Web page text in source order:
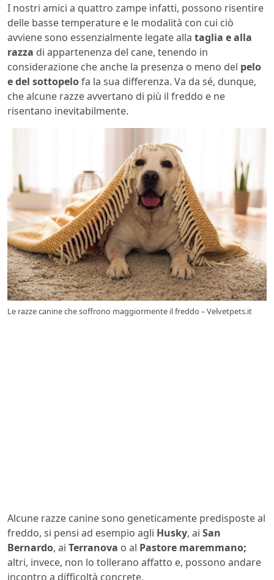
I nostri amici a quattro zampe infatti, possono risentire
delle basse temperature e le modalità con cui ciò
avviene sono essenzialmente legate alla taglia e alla
razza di appartenenza del cane, tenendo in
considerazione che anche la presenza o meno del pelo
e del sottopelofa la sua differenza. Va da sé, dunque,
che alcune razze avvertano di più il freddo e ne
risentano inevitabilmente.
Le razze canine che soffrono maggiormente il freddo – Velvetpets.it
Alcune razze canine sono geneticamente predisposte al
freddo, si pensi ad esempio agli Husky, ai San
Bernardo, ai Terranova o al Pastore maremmano;
altri, invece, non lo tollerano affatto e, possono andare
incontro a difficoltà concrete.